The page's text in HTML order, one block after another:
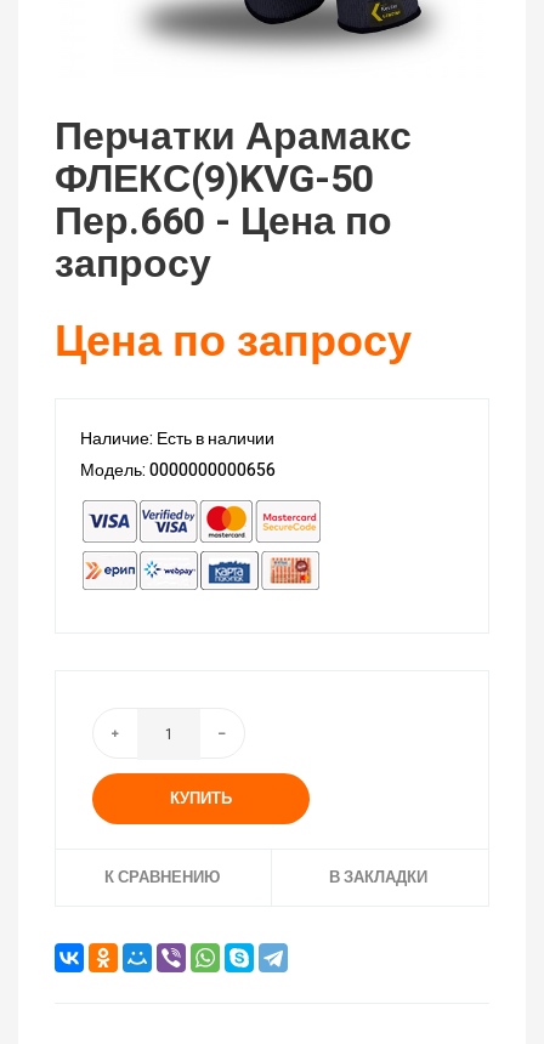
Перчатки Арамакс
ФЛЕКС(9)KVG-50
Пер.660 - Цена по
запросу
Цена по запросу
Наличие: Есть в наличии
Модель: 0000000000656
КУПИТЬ
К СРАВНЕНИЮ В ЗАКЛАДКИ